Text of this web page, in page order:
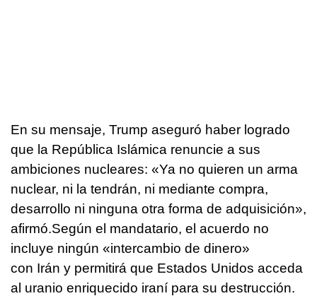
En su mensaje, Trump aseguró haber logrado
que la República Islámica renuncie a sus
ambiciones nucleares: «Ya no quieren un arma
nuclear, ni la tendrán, ni mediante compra,
desarrollo ni ninguna otra forma de adquisición»,
afirmó.Según el mandatario, el acuerdo no
incluye ningún «intercambio de dinero»
con Irán y permitirá que Estados Unidos acceda
al uranio enriquecido iraní para su destrucción.